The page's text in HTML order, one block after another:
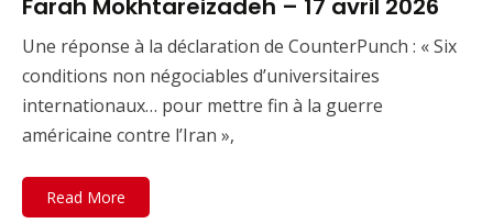
Farah Mokhtareizadeh – 17 avril 2026
Une réponse à la déclaration de CounterPunch : « Six
conditions non négociables d’universitaires
internationaux… pour mettre fin à la guerre
américaine contre l’Iran »,
Read More